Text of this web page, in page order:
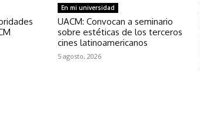
En mi universidad
UACM: Convocan a seminario
sobre estéticas de los terceros
cines latinoamericanos
5 agosto, 2026